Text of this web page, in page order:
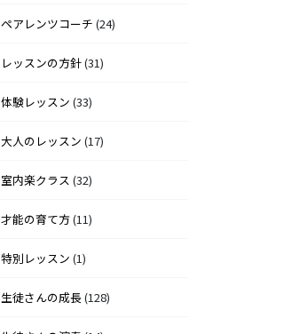
ペアレンツコーチ (24)
レッスンの方針(31)
体験レッスン (33)
大人のレッスン (17)
室内楽クラス (32)
才能の育て方 (11)
特別レッスン (1)
生徒さんの成長(128)